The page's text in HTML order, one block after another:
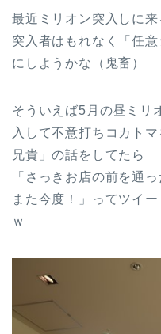
最近ミリオン突入しに
突入者はもれなく「任
にしようかな（鬼畜）
そういえば5月の昼ミリ
入して不意打ちコカト
兄貴」の話をしてたら
「さっきお店の前を通
また今度！」ってツイ
ｗ